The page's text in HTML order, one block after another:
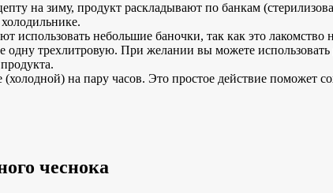
на зиму, продукт раскладывают по банкам
использовать небольшие баночки, так как это лакомство
трехлитровую. При желании вы можете
на пару часов. Это простое действие поможет
чеснока